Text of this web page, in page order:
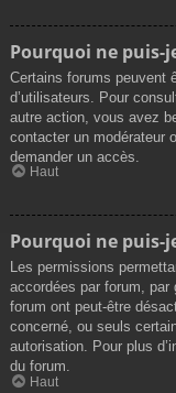
Pourquoi ne puis-
Certains forums peuvent
d’utilisateurs. Pour
autre action, vous avez
contacter un modérateur
demander un accès.
Haut
Pourquoi ne puis-
Les permissions
accordées par forum, par
forum ont peut-être
concerné, ou seuls
autorisation. Pour plus
du forum.
Haut